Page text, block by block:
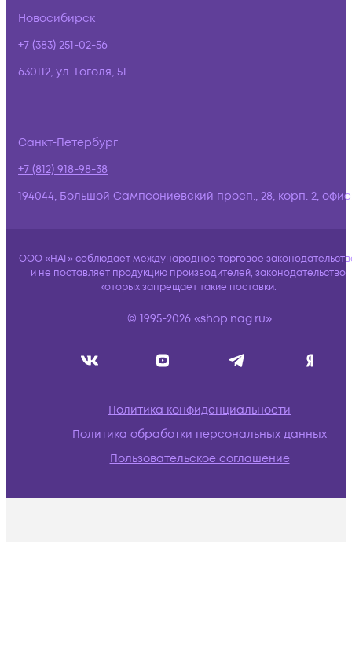
Новосибирск
+7 (383) 251-02-56
630112, ул. Гоголя, 51
Санкт-Петербург
+7 (812) 918-98-38
194044, Большой Сампсониевский просп., 28, корп. 2,
ООО «НАГ» соблюдает международное торговое
и не поставляет продукцию производителей, законодательство
которых запрещает такие поставки.
© 1995-2026 «shop.nag.ru»
Политика конфиденциальности
Политика обработки персональных данных
Пользовательское соглашение